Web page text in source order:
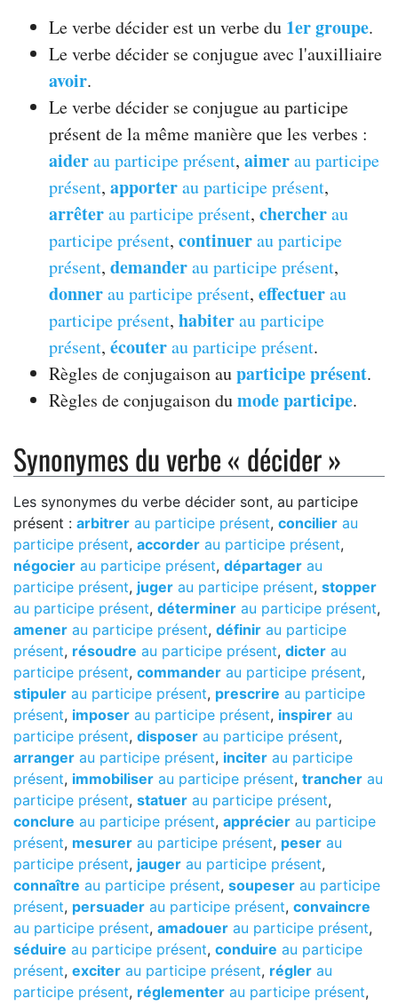
Le verbe décider est un verbe du 1er groupe.
Le verbe décider se conjugue avec l'auxilliaire
avoir.
Le verbe décider se conjugue au participe
présent de la même manière que les verbes :
aiderau participe présent, aimerau participe
présent, apporterau participe présent,
arrêterau participe présent, chercherau
participe présent, continuerau participe
présent, demanderau participe présent,
donnerau participe présent, effectuerau
participe présent, habiterau participe
présent, écouterau participe présent.
Règles de conjugaison auparticipe présent.
Règles de conjugaison dumode participe.
Synonymes du verbe « décider »
Les synonymes du verbe décider sont, au participe
présent : arbitrer au participe présent, concilier au
participe présent, accorder au participe présent,
négocier au participe présent, départager au
participe présent, juger au participe présent, stopper
au participe présent, déterminer au participe présent,
amener au participe présent, définir au participe
présent, résoudre au participe présent, dicter au
participe présent, commander au participe présent,
stipuler au participe présent, prescrire au participe
présent, imposer au participe présent, inspirer au
participe présent, disposer au participe présent,
arranger au participe présent, inciter au participe
présent, immobiliser au participe présent, trancher au
participe présent, statuer au participe présent,
conclure au participe présent, apprécier au participe
présent, mesurer au participe présent, peser au
participe présent, jauger au participe présent,
connaître au participe présent, soupeser au participe
présent, persuader au participe présent, convaincre
au participe présent, amadouer au participe présent,
séduire au participe présent, conduire au participe
présent, exciter au participe présent, régler au
participe présent, réglementer au participe présent,